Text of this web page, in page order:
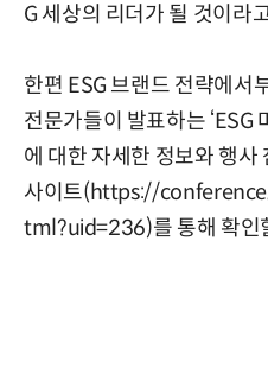
G 세상의 리더가 될 것이라
한편 ESG 브랜드 전략에서
전문가들이 발표하는 ‘ESG
에 대한 자세한 정보와 행사
사이트(https://
tml?uid=236)를 통해 확인